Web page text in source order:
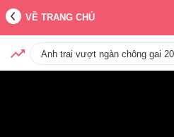
VỀ TRANG CHỦ
Anh trai vượt ngàn chông gai